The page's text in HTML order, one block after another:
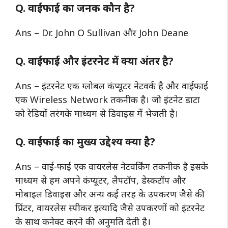
Q. वाईफाई का जनक कौन है?
Ans – Dr. John O Sullivan और John Deane
Q. वाईफाई और इंटरनेट में क्या अंतर है?
Ans – इंटरनेट एक ग्लोबल कंप्यूटर नेटवर्क है और वाईफाई
एक Wireless Network तकनीक है। जो इंटनेट डाटा
को रेडियों तरंगके माध्यम से डिवाइस में भेजती है।
Q. वाईफाई का मुख्य उद्देश्य क्या है?
Ans – वाई-फाई एक वायरलेस नेटवर्किंग तकनीक है इसके
माध्यम से हम अपने कंप्यूटर, लैपटॉप, डेस्कटॉप और
मोबाइल डिवाइस और अन्य कई तरह के उपकरण जैसे की
प्रिंटर, वायरलेस स्पीकर इत्यादि जैसे उपकरणों को इंटरनेट
के साथ कनेक्ट करने की अनुमति देती है।